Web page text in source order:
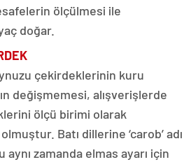
ölçülmesi ile
doğar.
çekirdeklerinin kuru
değişmemesi, alışverişlerde
ölçü birimi olarak
Batı dillerine ‘carob’ adı
zamanda elmas ayarı için